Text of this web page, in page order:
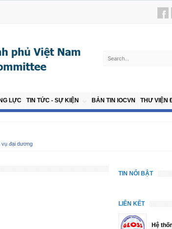
LỰC TIN TỨC - SỰ KIỆN BẢN TIN IOCVN THƯ VIỆN
vụ đại dương
TIN NỔI BẬT
LIÊN KẾT
Hệ